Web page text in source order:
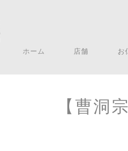
ホーム 店舗 お
【曹洞